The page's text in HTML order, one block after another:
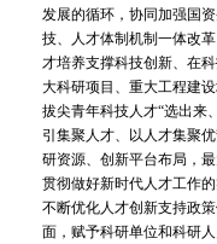
发展的循环，协同加强国
技、人才体制机制一体改
才培养支撑科技创新、在
大科研项目、重大工程建
拔尖青年科技人才“选出来
引集聚人才、以人才集聚
研资源、创新平台布局，
贯彻做好新时代人才工作
不断优化人才创新支持政
面，赋予科研单位和科研